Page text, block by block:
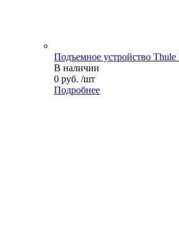
Подъемное устройство
В наличии
0 руб. /шт
Подробнее